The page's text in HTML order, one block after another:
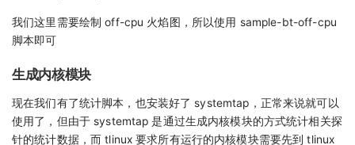
我们这里需要绘制 off-cpu 火焰图，所以使用 sample-bt-off-cpu
脚本即可
生成内核模块
现在我们有了统计脚本，也安装好了 systemtap，正常来说就可以
使用了，但由于 systemtap 是通过生成内核模块的方式统计相关探
针的统计数据，而 tlinux 要求所有运行的内核模块需要先到 tlinux